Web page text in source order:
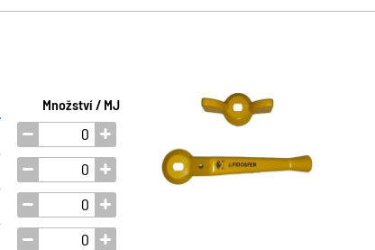
Množství / MJ